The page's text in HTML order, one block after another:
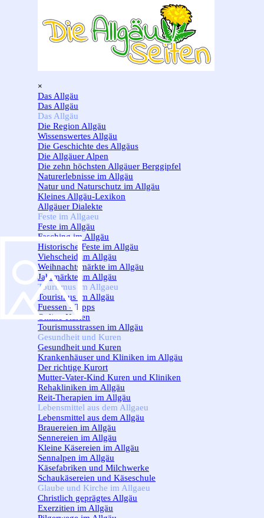
×
Das Allgäu
Das Allgäu
Das Allgäu
Die Region Allgäu
Wissenswertes Allgäu
Die Geschichte des Allgäus
Die Allgäuer Alpen
Die zehn höchsten Allgäuer Berggipfel
Naturerlebnisse im Allgäu
Natur und Naturschutz im Allgäu
Kleines Allgäu-Lexikon
Allgäuer Dialekte
Feste im Allgaeu
Feste im Allgäu
Fasching im Allgäu
Historische Feste im Allgäu
Viehscheid im Allgäu
Weihnachtsmärkte im Allgäu
Jahrmärkte im Allgäu
Tourismus im Allgaeu
Tourismus im Allgäu
Fuessen - Tipps
Online-Karten
Tourismusstrassen im Allgäu
Gesundheit und Kuren
Gesundheit und Kuren
Krankenhäuser und Kliniken im Allgäu
Der richtige Kurort
Mutter-Vater-Kind Kuren und Kliniken
Rehakliniken im Allgäu
Reit-Therapien im Allgäu
Lebensmittel aus dem Allgaeu
Lebensmittel aus dem Allgäu
Brauereien im Allgäu
Sennereien im Allgäu
Kleine Käsereien im Allgäu
Sennalpen im Allgäu
Käsefabriken und Milchwerke
Schaukäsereien und Käseschule
Glaube und Kirche im Allgaeu
Christlich geprägtes Allgäu
Exerzitien im Allgäu